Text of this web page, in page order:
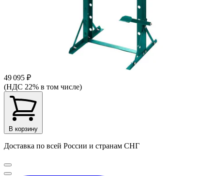
49 095 ₽
(НДС 22% в том числе)
В корзину
Доставка по всей России и странам СНГ